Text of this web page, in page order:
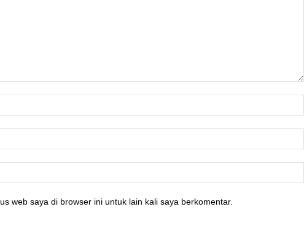
web saya di browser ini untuk lain kali saya berkomentar.